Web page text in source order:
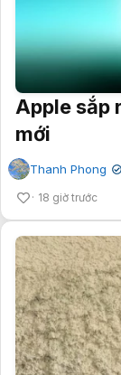
Apple sắp
mới
Thanh Phong ✔
18 giờ trước